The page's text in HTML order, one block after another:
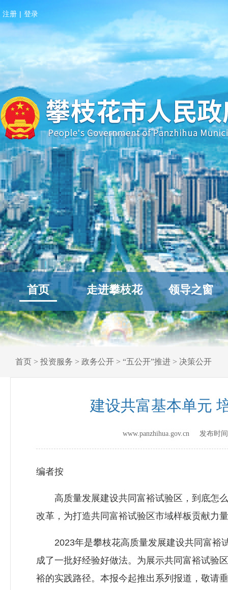
注册 | 登录
首页 走进攀枝花 领导之窗
首页 > 投资服务 > 政务公开 > “五公开”推进 > 决策公开
建设共富基本单元
www.panzhihua.gov.cn 发布时
编者按
高质量发展建设共同富裕试验区，到底怎么
改革，为打造共同富裕试验区市域样板贡献力
2023年是攀枝花高质量发展建设共同富裕试
成了一批好经验好做法。为展示共同富裕试验
裕的实践路径。本报今起推出系列报道，敬请